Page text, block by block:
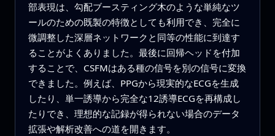
部表現は、勾配ブースティング木のような単純なツ
ールのための既製の特徴としても利用でき、完全に
微調整した深層ネットワークと同等の性能に到達す
ることがよくありました。最後に回帰ヘッドを付加
することで、CSFMはある種の信号を別の信号に変換
できました。例えば、PPGから現実的なECGを生成
したり、単一誘導から完全な12誘導ECGを再構成し
たりでき、理想的な記録が得られない場合のデータ
拡張や解析改善への道を開きます。